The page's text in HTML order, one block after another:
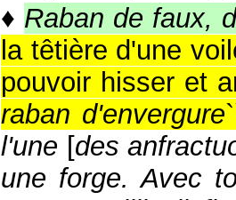
♦ Raban de faux,
la têtière d'une
pouvoir hisser et
raban d'envergure
l'une [des
une forge. Avec